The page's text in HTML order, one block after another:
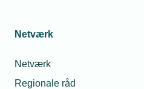
Netværk
Netværk
Regionale råd